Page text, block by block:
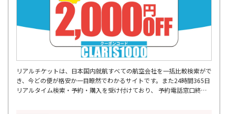
リアルチケットは、日本国内就航すべての航空会社を一括比較検索がで
き、今どの便が格安か一目瞭然でわかるサイトです。また24時間365日
リアルタイム検索・予約・購入を受け付けており、 予約電話窓口終了